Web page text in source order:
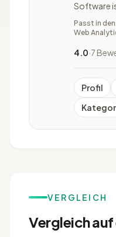
Software
bietet
und
Analytics
Passt in
Web
4.0·7
Profil
VERGLEICH
Vergleich auf